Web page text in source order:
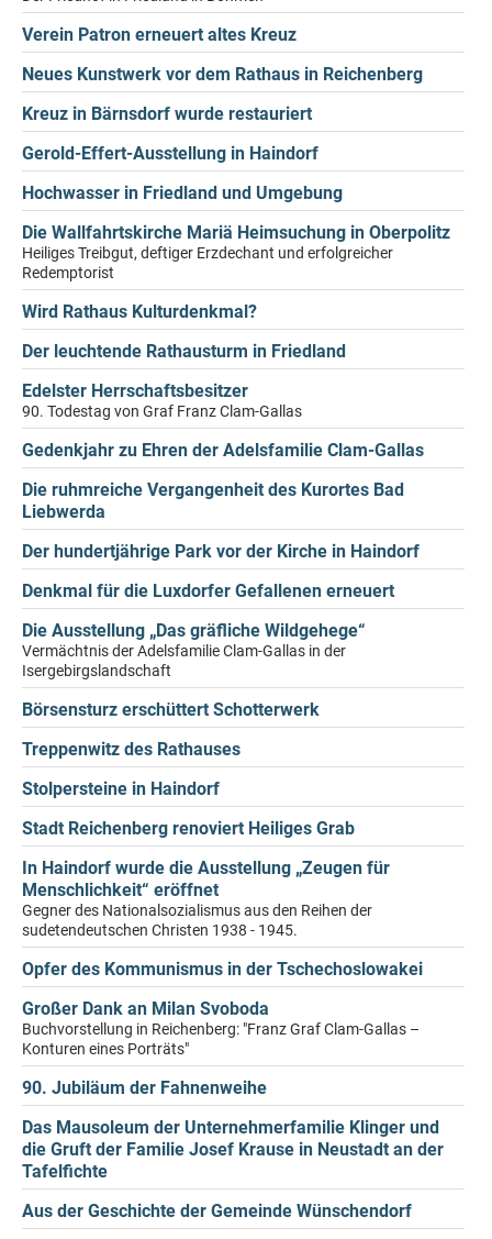
Verein Patron erneuert altes Kreuz
Neues Kunstwerk vor dem Rathaus in Reichenberg
Kreuz in Bärnsdorf wurde restauriert
Gerold-Effert-Ausstellung in Haindorf
Hochwasser in Friedland und Umgebung
Die Wallfahrtskirche Mariä Heimsuchung in Oberpolitz
Heiliges Treibgut, deftiger Erzdechant und erfolgreicher
Redemptorist
Wird Rathaus Kulturdenkmal?
Der leuchtende Rathausturm in Friedland
Edelster Herrschaftsbesitzer
90. Todestag von Graf Franz Clam-Gallas
Gedenkjahr zu Ehren der Adelsfamilie Clam-Gallas
Die ruhmreiche Vergangenheit des Kurortes Bad
Liebwerda
Der hundertjährige Park vor der Kirche in Haindorf
Denkmal für die Luxdorfer Gefallenen erneuert
Die Ausstellung „Das gräfliche Wildgehege“
Vermächtnis der Adelsfamilie Clam-Gallas in der
Isergebirgslandschaft
Börsensturz erschüttert Schotterwerk
Treppenwitz des Rathauses
Stolpersteine in Haindorf
Stadt Reichenberg renoviert Heiliges Grab
In Haindorf wurde die Ausstellung „Zeugen für
Menschlichkeit“ eröffnet
Gegner des Nationalsozialismus aus den Reihen der
sudetendeutschen Christen 1938 - 1945.
Opfer des Kommunismus in der Tschechoslowakei
Großer Dank an Milan Svoboda
Buchvorstellung in Reichenberg: "Franz Graf Clam-Gallas –
Konturen eines Porträts"
90. Jubiläum der Fahnenweihe
Das Mausoleum der Unternehmerfamilie Klinger und
die Gruft der Familie Josef Krause in Neustadt an der
Tafelfichte
Aus der Geschichte der Gemeinde Wünschendorf